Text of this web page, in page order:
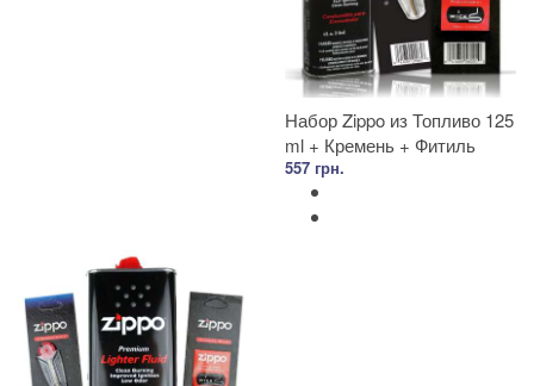
Набор Zippo из Топливо 125
ml + Кремень + Фитиль
557 грн.